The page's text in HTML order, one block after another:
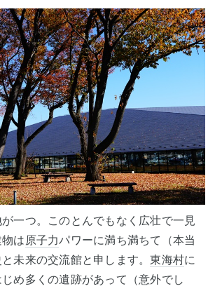
一つ。このとんでもなく広壮で一見
は原子力パワーに満ち満ちて（本当
と未来の交流館と申します。東海村に
め多くの遺跡があって（意外でし